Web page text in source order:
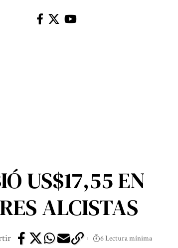
US$17,55 EN
ALCISTAS
6 Lectura mínima